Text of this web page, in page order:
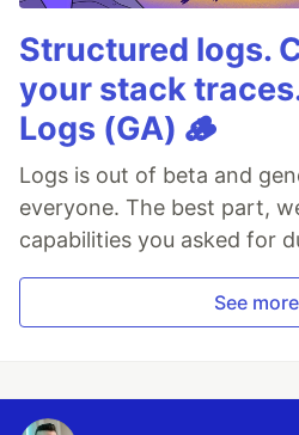
Structured logs.
your stack
Logs (GA) 🪵
Logs is out of beta and
everyone. The best part,
capabilities you asked for
See